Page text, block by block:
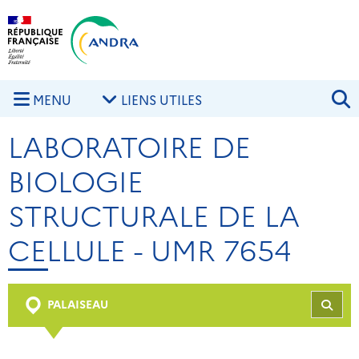
Aller au contenu principal
MENU LIENS UTILES
LABORATOIRE DE
BIOLOGIE
STRUCTURALE DE LA
CELLULE - UMR 7654
PALAISEAU